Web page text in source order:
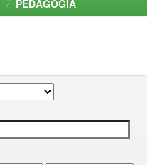
PEDAGOGIA